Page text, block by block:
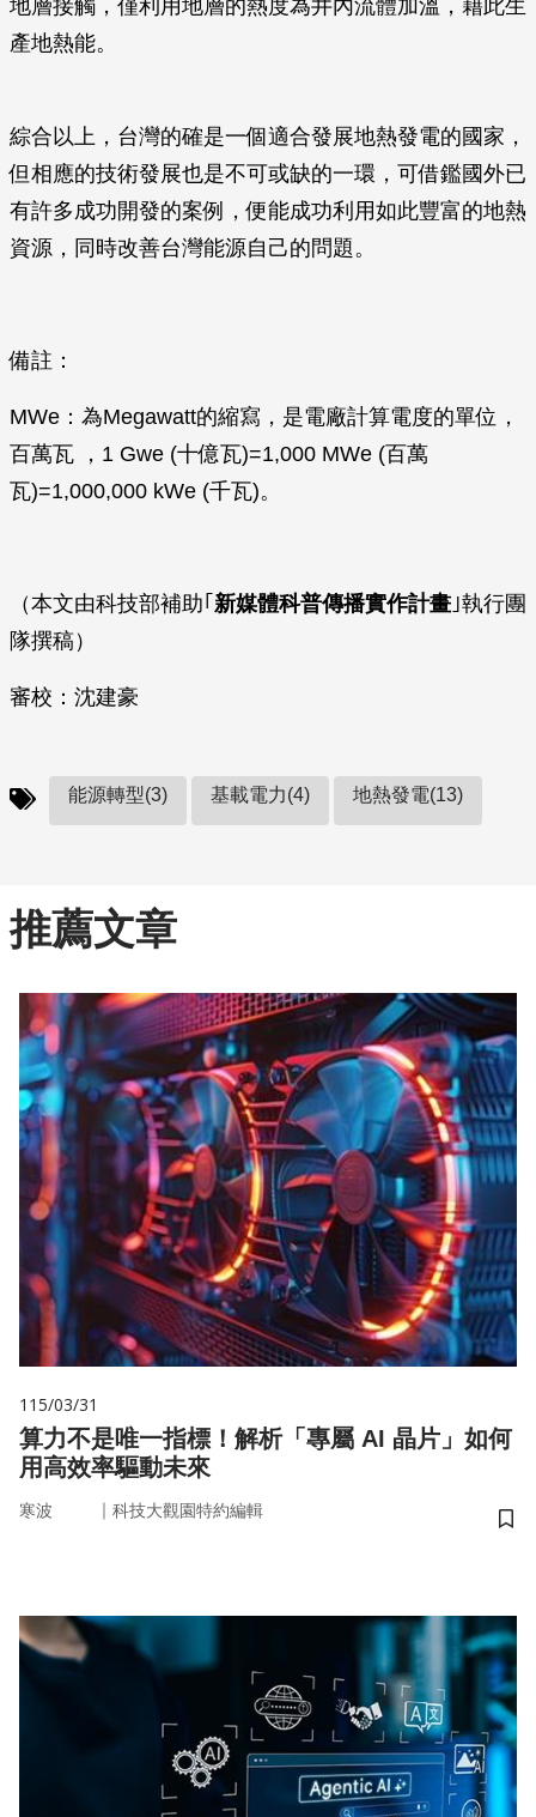
地層接觸，僅利用地層的熱度為井內流體加溫，藉此生
產地熱能。
綜合以上，台灣的確是一個適合發展地熱發電的國家，
但相應的技術發展也是不可或缺的一環，可借鑑國外已
有許多成功開發的案例，便能成功利用如此豐富的地熱
資源，同時改善台灣能源自己的問題。
備註：
MWe：為Megawatt的縮寫，是電廠計算電度的單位，
百萬瓦 ，1 Gwe (十億瓦)=1,000 MWe (百萬
瓦)=1,000,000 kWe (千瓦)。
（本文由科技部補助｢ 新媒體科普傳播實作計畫 ｣執行團
隊撰稿）
審校：沈建豪
能源轉型(3) 基載電力(4) 地熱發電(13)
推薦文章
115/03/31
算力不是唯一指標！解析「專屬 AI 晶片」如何
用高效率驅動未來
寒波 ｜ 科技大觀園特約編輯
儲